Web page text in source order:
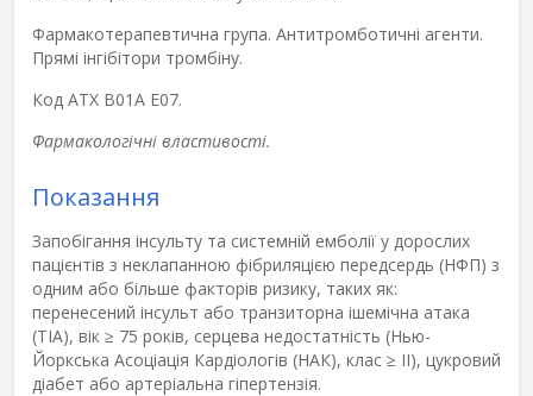
Фармакотерапевтична група. Антитромботичні агенти.
Прямі інгібітори тромбіну.
Код ATХ B01A E07.
Фармакологічні властивості.
Показання
Запобігання інсульту та системній емболії у дорослих
пацієнтів з неклапанною фібриляцією передсердь (НФП) з
одним або більше факторів ризику, таких як:
перенесений інсульт або транзиторна ішемічна атака
(ТІА), вік ≥ 75 років, серцева недостатність (Нью-
Йоркська Асоціація Кардіологів (НАК), клас ≥ ІІ), цукровий
діабет або артеріальна гіпертензія.